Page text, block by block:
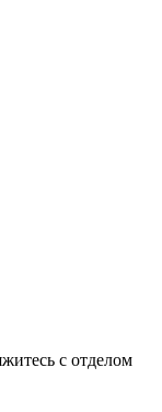
с отделом